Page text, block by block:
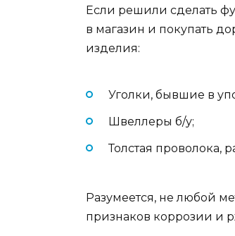
Если решили сделать
в магазин и покупать
изделия:
Уголки, бывшие в
Швеллеры б/у;
Толстая проволока,
Разумеется, не любой
признаков коррозии и